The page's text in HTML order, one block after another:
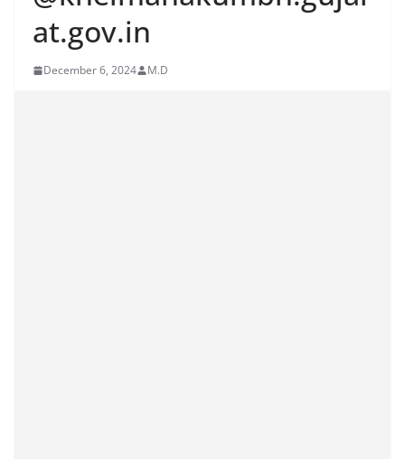
at.gov.in
December 6, 2024 M.D